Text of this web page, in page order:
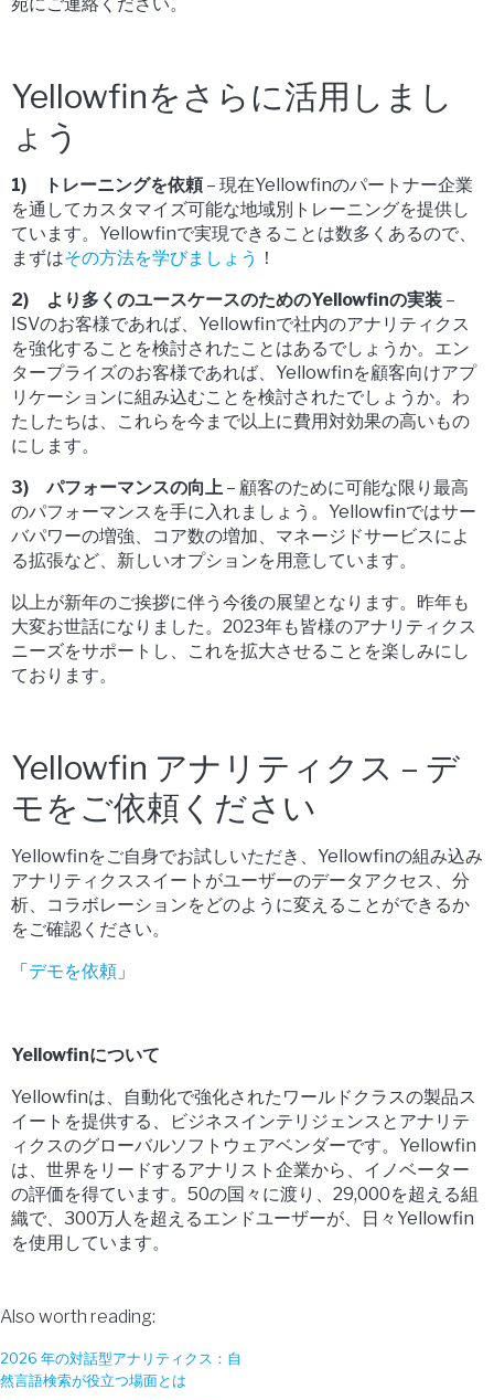
Yellowfinをさらに活用しまし
ょう
1) トレーニングを依頼– 現在Yellowfinのパートナー企業
を通してカスタマイズ可能な地域別トレーニングを提供し
ています。Yellowfinで実現できることは数多くあるので、
まずはその方法を学びましょう ！
2) より多くのユースケースのためのYellowfinの実装 –
ISVのお客様であれば、Yellowfinで社内のアナリティクス
を強化することを検討されたことはあるでしょうか。エン
タープライズのお客様であれば、Yellowfinを顧客向けアプ
リケーションに組み込むことを検討されたでしょうか。わ
たしたちは、これらを今まで以上に費用対効果の高いもの
にします。
3) パフォーマンスの向上 – 顧客のために可能な限り最高
のパフォーマンスを手に入れましょう。Yellowfinではサー
バパワーの増強、コア数の増加、マネージドサービスによ
る拡張など、新しいオプションを用意しています。
以上が新年のご挨拶に伴う今後の展望となります。昨年も
大変お世話になりました。2023年も皆様のアナリティクス
ニーズをサポートし、これを拡大させることを楽しみにし
ております。
Yellowfin アナリティクス – デ
モをご依頼ください
Yellowfinをご自身でお試しいただき、Yellowfinの組み込み
アナリティクススイートがユーザーのデータアクセス、分
析、コラボレーションをどのように変えることができるか
をご確認ください。
「 デモを依頼 」
Yellowfinについて
Yellowfinは、自動化で強化されたワールドクラスの製品ス
イートを提供する、ビジネスインテリジェンスとアナリテ
ィクスのグローバルソフトウェアベンダーです。Yellowfin
は、世界をリードするアナリスト企業から、イノベーター
の評価を得ています。50の国々に渡り、29,000を超える組
織で、300万人を超えるエンドユーザーが、日々Yellowfin
を使用しています。
Also worth reading:
2026 年の対話型アナリティクス：自
然言語検索が役立つ場面とは